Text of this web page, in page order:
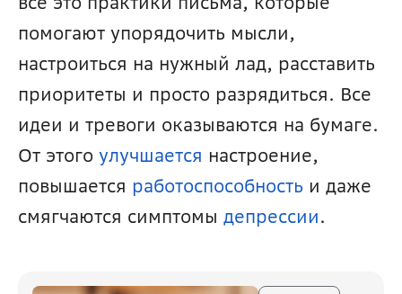
помогают упорядочить мысли,
настроиться на нужный лад, расставить
приоритеты и просто разрядиться. Все
идеи и тревоги оказываются на бумаге.
От этого улучшается настроение,
повышается работоспособность и даже
смягчаются симптомы депрессии.